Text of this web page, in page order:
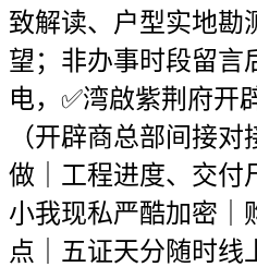
致解读、户型实地勘
望；非办事时段留言
电，✅湾啟紫荆府开
（开辟商总部间接
做｜工程进度、交付
小我现私严酷加密｜
点｜五证天分随时